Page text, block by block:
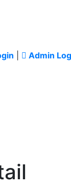
Admin